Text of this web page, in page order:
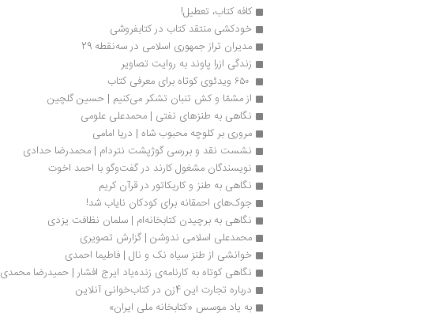
کافه کتاب، تعطیل!
خودكشی منتقد كتاب در كتابفروشی
مدیران تراز جمهوری اسلامی در سه‌نقطه 29
زندگی ازرا پاوند به روایت تصاویر
از مشمّا و کش تنبان تشکر می‌کنیم | حسین گلچین
نگاهی به طنزهای نفتی | محمدعلی علومی
مروری بر کلوچه محبوب شاه | دریا امامی
نشست نقد و بررسی گوژپشت نتردام | محمدرضا حدادی
نویسندگان مشغول کارند در گفت‌وگو با احمد اخوت
نگاهی به طنز و کاریکاتور در قرآن کریم
جوک‌های احمقانه برای کودکان نایاب شد!
نگاهی به برچیدن کتابخانه‌ام | سلمان نظافت یزدی
محمدعلی اسلامی ندوشن | گزارش تصویری
خوانشی از طنز سیاه نک و نال | فاطیما احمدی
نگاهی کوتاه به کارنامه‌ی زنده‌یاد ایرج افشار | حمیدرضا محمدی
درباره تجارت این 4زن در کتاب‌خوانی آنلاین
به یاد موسس «کتابخانه ملی ایران»